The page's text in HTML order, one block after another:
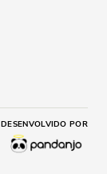
DESENVOLVIDO POR